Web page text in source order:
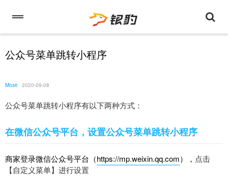
公众号菜单跳转小程序
Mose 2020-09-08
公众号菜单跳转小程序有以下两种方式：
在微信公众号平台，设置公众号菜单跳转小程序
商家登录微信公众号平台（https://mp.weixin.qq.com）， 点击
【自定义菜单】进行设置